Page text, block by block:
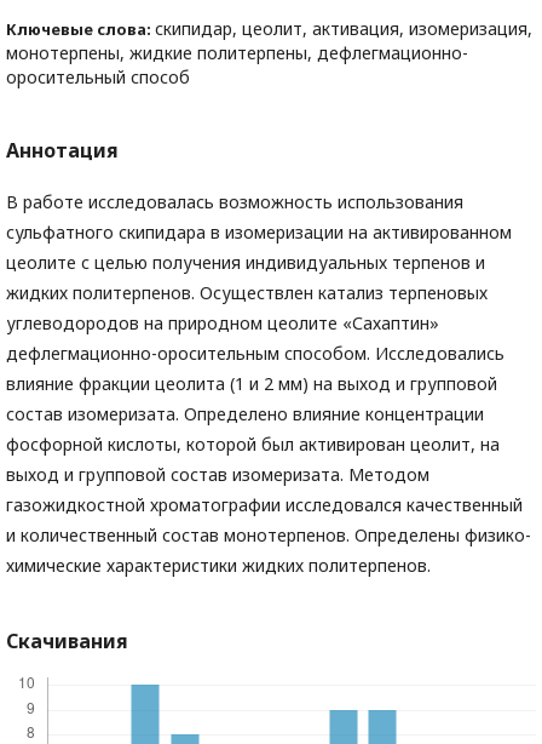
Ключевые слова: скипидар, цеолит, активация, изомеризация,
монотерпены, жидкие политерпены, дефлегмационно-
оросительный способ
Аннотация
В работе исследовалась возможность использования
сульфатного скипидара в изомеризации на активированном
цеолите с целью получения индивидуальных терпенов и
жидких политерпенов. Осуществлен катализ терпеновых
углеводородов на природном цеолите «Сахаптин»
дефлегмационно-оросительным способом. Исследовались
влияние фракции цеолита (1 и 2 мм) на выход и групповой
состав изомеризата. Определено влияние концентрации
фосфорной кислоты, которой был активирован цеолит, на
выход и групповой состав изомеризата. Методом
газожидкостной хроматографии исследовался качественный
и количественный состав монотерпенов. Определены физико-
химические характеристики жидких политерпенов.
Скачивания